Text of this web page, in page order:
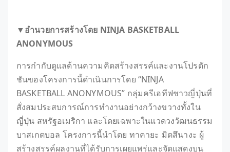
▼อำนวยการสร้างโดย NINJA BASKETBALL
ANONYMOUS
การกำกับดูแลด้านความคิดสร้างสรรค์และงานโปรดัก
ชันของโครงการนี้ดำเนินการโดย “NINJA
BASKETBALL ANONYMOUS” กลุ่มครีเอทีฟชาวญี่ปุ่นที่
สั่งสมประสบการณ์การทำงานอย่างกว้างขวางทั้งใน
ญี่ปุ่น สหรัฐอเมริกา และโดยเฉพาะในแวดวงวัฒนธรรม
บาสเกตบอล โครงการนี้นำโดย ทาคายะ มิตสึนางะ ผู้
สร้างสรรค์ผลงานที่ได้รับการเผยแพร่และจัดแสดงบน